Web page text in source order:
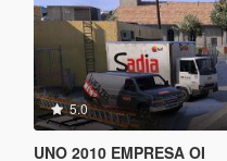
5.0
UNO 2010 EMPRESA OI